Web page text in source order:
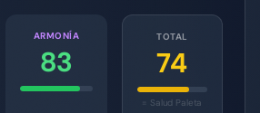
ARMONÍA
83
TOTAL
74
= Salud Paleta